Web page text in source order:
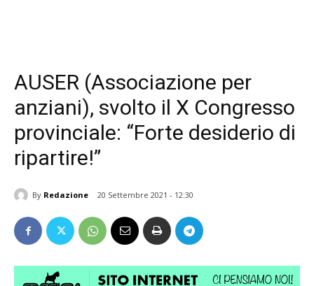
AUSER (Associazione per
anziani), svolto il X Congresso
provinciale: “Forte desiderio di
ripartire!”
By Redazione 20 Settembre 2021 - 12:30